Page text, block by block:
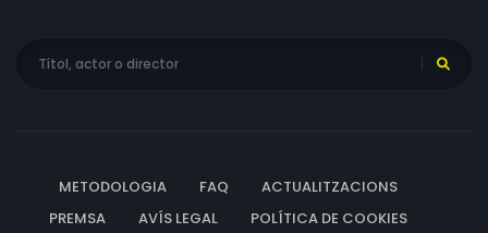
METODOLOGIA FAQ
ACTUALITZACIONS
PREMSA
AVÍS LEGAL POLÍTICA DE COOKIES